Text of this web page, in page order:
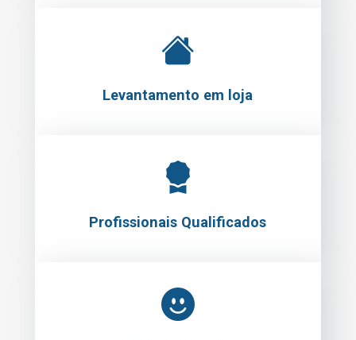
Levantamento em loja
Profissionais Qualificados